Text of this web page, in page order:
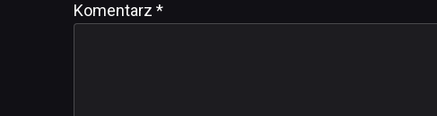
Komentarz *
Alternative: